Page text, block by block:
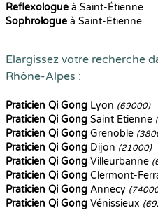
Reflexologue à Saint-Étienne
Sophrologue à Saint-Étienne
Elargissez votre recherche
Rhône-Alpes :
Praticien Qi Gong Lyon (69000)
Praticien Qi Gong Saint Etienne
Praticien Qi Gong Grenoble
Praticien Qi Gong Dijon (21000)
Praticien Qi Gong Villeurbanne
Praticien Qi Gong Clermont-
Praticien Qi Gong Annecy
Praticien Qi Gong Vénissieux